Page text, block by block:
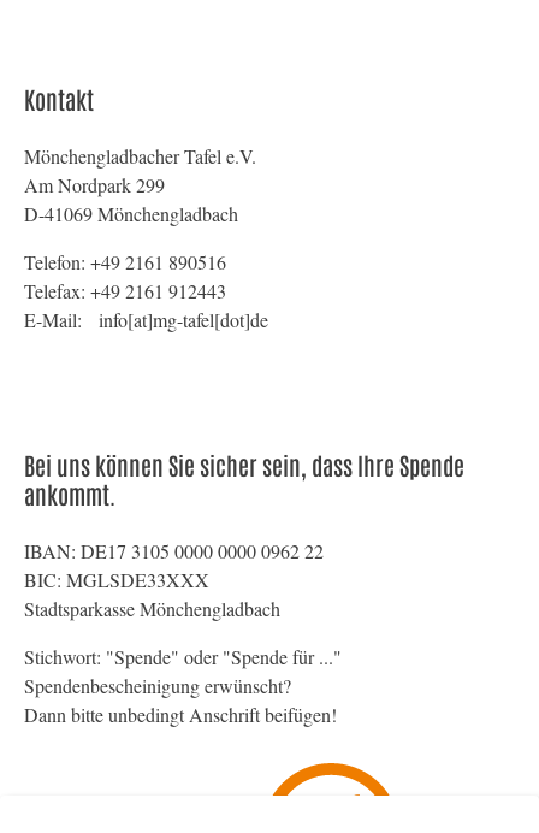
Kontakt
Mönchengladbacher Tafel e.V.
Am Nordpark 299
D-41069 Mönchengladbach
Telefon: +49 2161 890516
Telefax: +49 2161 912443
E-Mail: info[at]mg-tafel[dot]de
Bei uns können Sie sicher sein, dass Ihre Spende
ankommt.
IBAN: DE17 3105 0000 0000 0962 22
BIC: MGLSDE33XXX
Stadtsparkasse Mönchengladbach
Stichwort: "Spende" oder "Spende für ..."
Spendenbescheinigung erwünscht?
Dann bitte unbedingt Anschrift beifügen!